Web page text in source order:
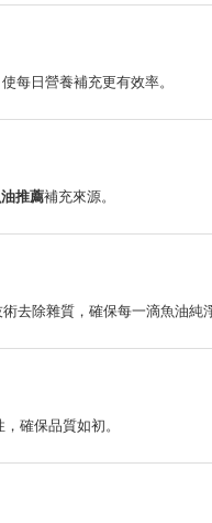
每日營養補充更有效率。
推薦補充來源。
去除雜質，確保每一滴魚油純
確保品質如初。